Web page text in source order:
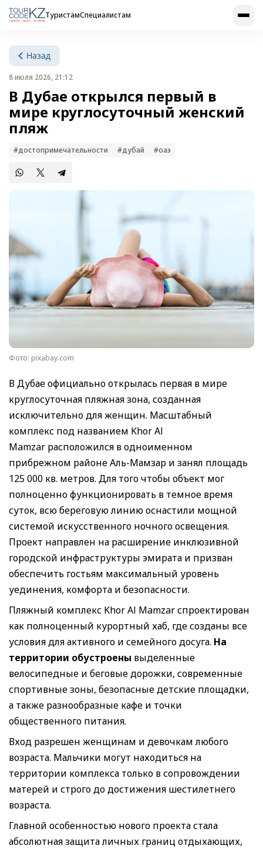
ТуристамСпециалистам
Назад
8 июля 2026, 21:12
В Дубае открылся первый в
мире круглосуточный женский
пляж
#достопримечательности #дубай #оаэ
Фото: pixabay.com
В Дубае официально открылась первая в мире
круглосуточная пляжная зона, созданная
исключительно для женщин. Масштабный
комплекс под названием Khor Al
Mamzar расположился в одноименном
прибрежном районе Аль-Мамзар и занял площадь
125 000 кв. метров. Для того чтобы объект мог
полноценно функционировать в темное время
суток, всю береговую линию оснастили мощной
системой искусственного ночного освещения.
Проект направлен на расширение инклюзивной
городской инфраструктуры эмирата и призван
обеспечить гостьям максимальный уровень
уединения, комфорта и безопасности.
Пляжный комплекс Khor Al Mamzar спроектирован
как полноценный курортный хаб, где созданы все
условия для активного и семейного досуга. На
территории обустроены выделенные
велосипедные и беговые дорожки, современные
спортивные зоны, безопасные детские площадки,
а также разнообразные кафе и точки
общественного питания.
Вход разрешен женщинам и девочкам любого
возраста. Мальчики могут находиться на
территории комплекса только в сопровождении
матерей и строго до достижения шестилетнего
возраста.
Главной особенностью нового проекта стала
абсолютная защита личных границ отдыхающих,